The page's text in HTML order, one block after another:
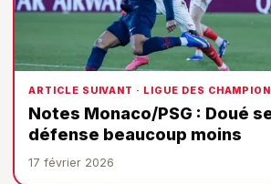
ARTICLE SUIVANT · LIGUE DES
Notes Monaco/PSG : Doué
défense beaucoup moins
17 février 2026